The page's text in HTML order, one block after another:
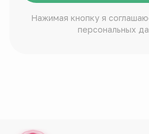
Нажимая кнопку я
персональных